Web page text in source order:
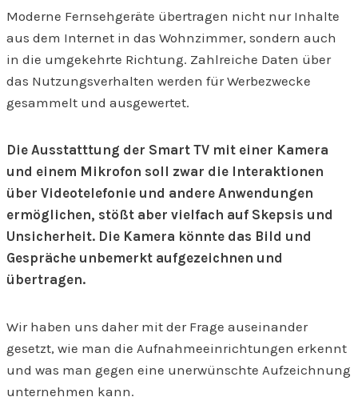
Moderne Fernsehgeräte übertragen nicht nur Inhalte
aus dem Internet in das Wohnzimmer, sondern auch
in die umgekehrte Richtung. Zahlreiche Daten über
das Nutzungsverhalten werden für Werbezwecke
gesammelt und ausgewertet.
Die Ausstatttung der Smart TV mit einer Kamera
und einem Mikrofon soll zwar die Interaktionen
über Videotelefonie und andere Anwendungen
ermöglichen, stößt aber vielfach auf Skepsis und
Unsicherheit. Die Kamera könnte das Bild und
Gespräche unbemerkt aufgezeichnen und
übertragen.
Wir haben uns daher mit der Frage auseinander
gesetzt, wie man die Aufnahmeeinrichtungen erkennt
und was man gegen eine unerwünschte Aufzeichnung
unternehmen kann.